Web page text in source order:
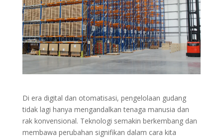
Di era digital dan otomatisasi, pengelolaan gudang
tidak lagi hanya mengandalkan tenaga manusia dan
rak konvensional. Teknologi semakin berkembang dan
membawa perubahan signifikan dalam cara kita